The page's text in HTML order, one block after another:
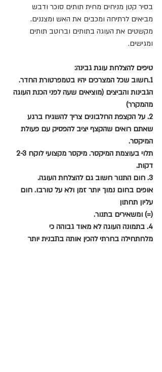
בסיר קטן מניחים מחית תותים סוכר ודבש
מביאים לרתיחה ומכבים את האש ומצננים.
מקשטים את העוגה בתותים וברוטב תותים
ומגישים.
טיפים להצלחת עוגת גבינה:
1.חשוב שכל המצרכים יהיו בטמפרטורת החדר.
הגבינות והביצים (מוציאים שעה לפני הכנת העוגה
מהמקרר)
2. על הקצפת החלבונים צריך להשגיח ברגע
שאתם רואים שהקצף יציב להפסיק עם פעולת
המיקסר.
דקות.
3. חום התנור חשוב גם להצלחת העוגה.
אופים בחום נמוך יותר זמן ולא על טורבו. חום
עליון תחתון
(=) ומשאירים בתנור.
4. בתמונה העוגה לא מאוד גבוהה כי
מלחתחילה בחרתי להכין אותה בתבנית יותר